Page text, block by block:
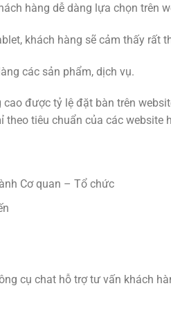
hàng dễ dàng lựa chọn trên
khách hàng sẽ cảm thấy rất
các sản phẩm, dịch vụ.
được tỷ lệ đặt bàn trên
tiêu chuẩn của các website
Cơ quan – Tổ chức
cụ chat hỗ trợ tư vấn khách